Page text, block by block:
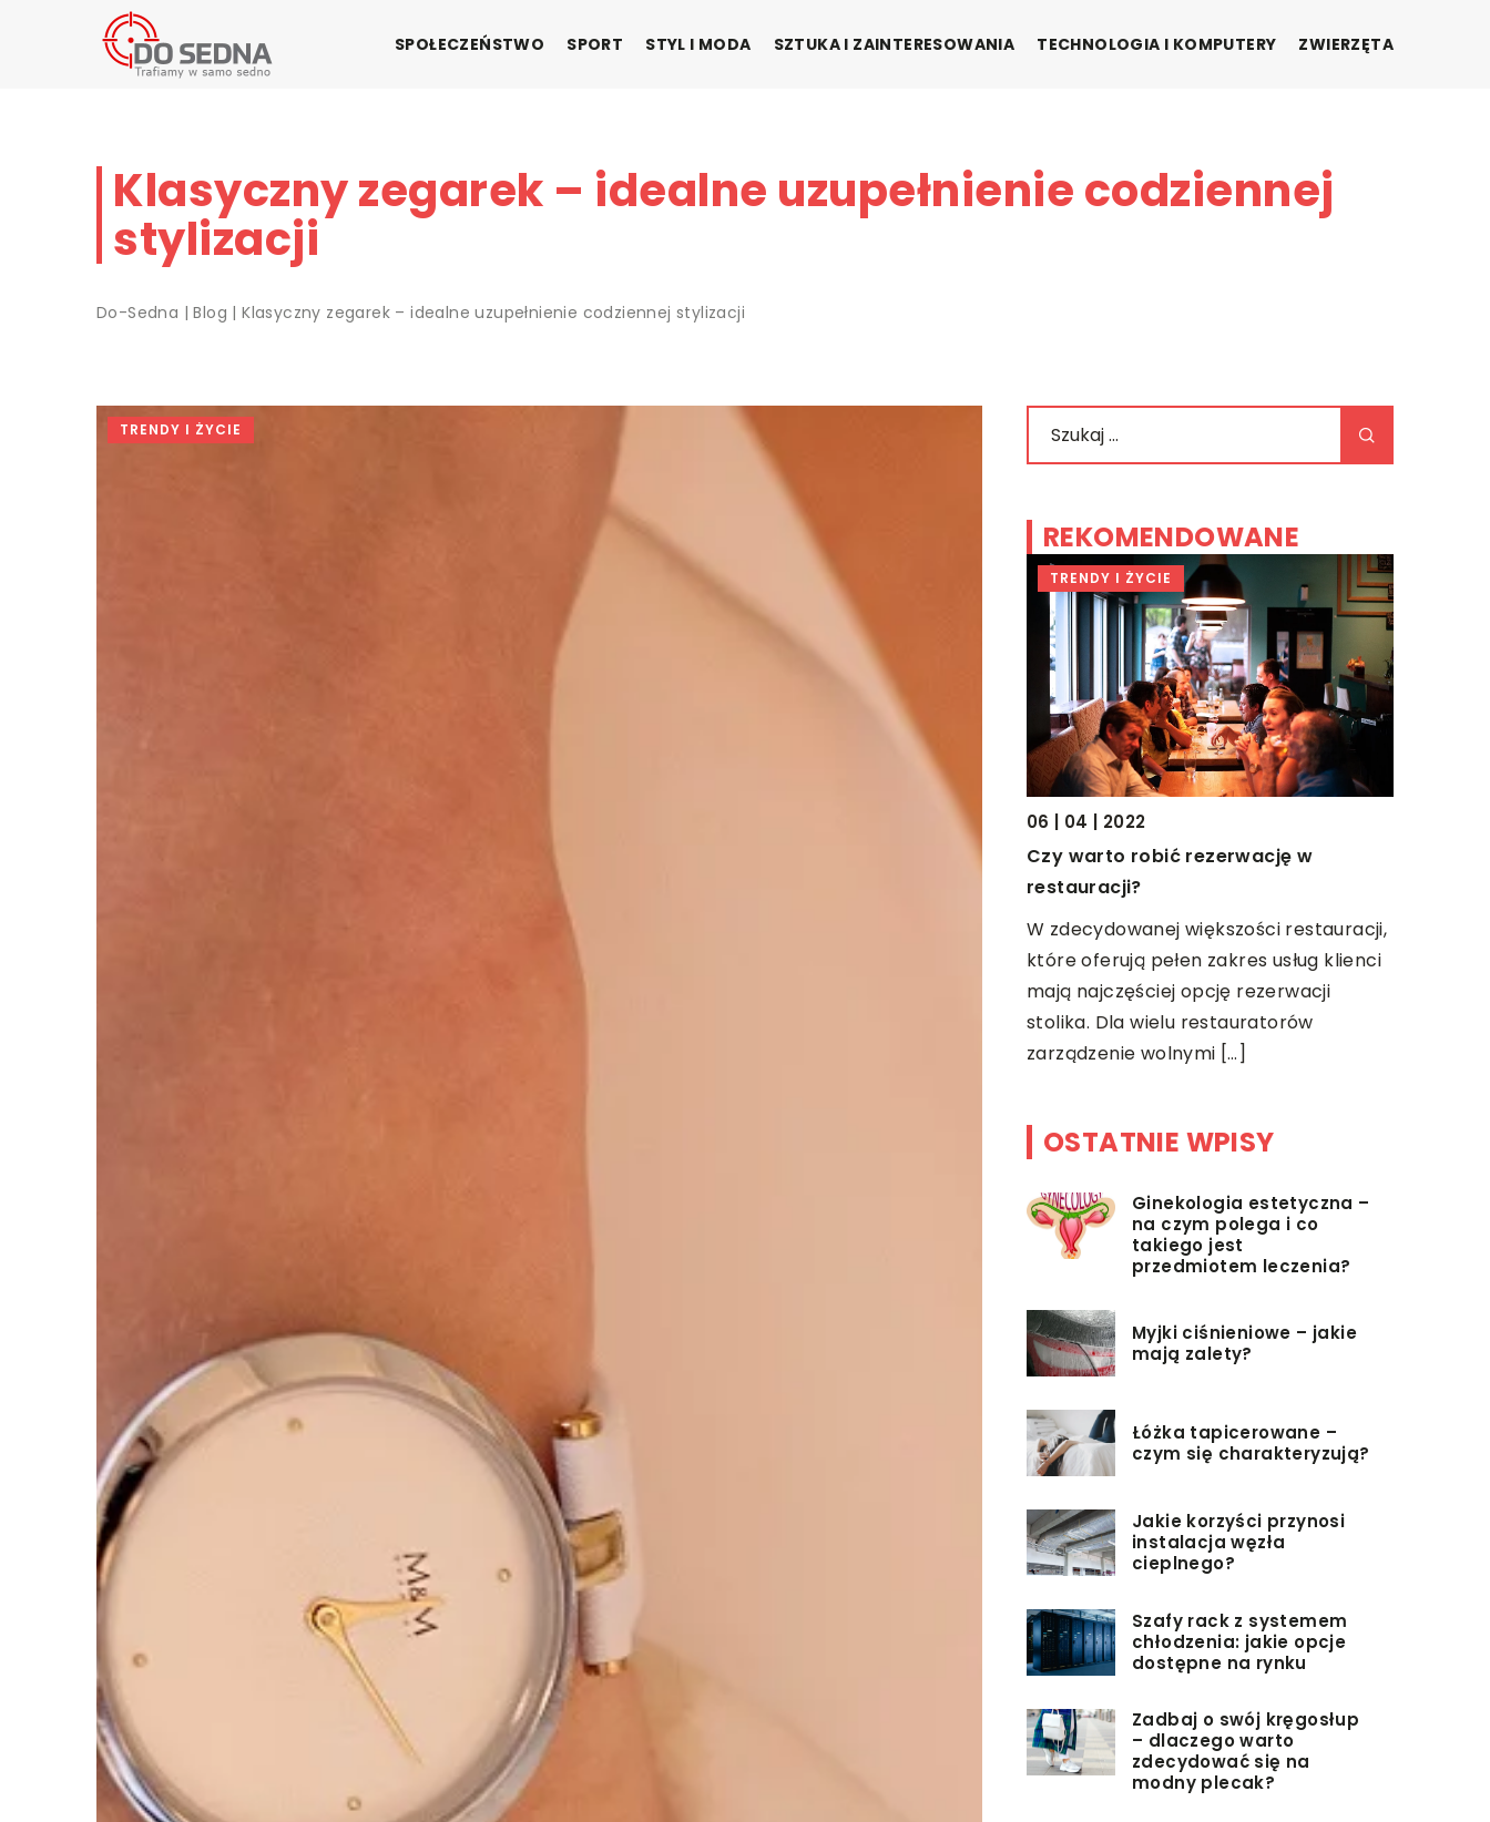
SPOŁECZEŃSTWO SPORT STYL I MODA SZTUKA I ZAINTERESOWANIA TECHNOLOGIA I KOMPUTERY ZWIERZĘTA
Klasyczny zegarek – idealne uzupełnienie codziennej
stylizacji
Do-Sedna |Blog |Klasyczny zegarek – idealne uzupełnienie codziennej stylizacji
TRENDY I ŻYCIE
REKOMENDOWANE
Pierścionki zaręczynowe to jedne z
najważniejszych symboli w życiu
człowieka. Wykonywane są z wielką
starannością, a cenne kamienie
TRENDY I ŻYCIE
Najlepsze miejsca na spływ kajakowy
TRENDY I ŻYCIE
06 | 04 | 2022
Czy warto robić rezerwację w
restauracji?
W zdecydowanej większości restauracji,
które oferują pełen zakres usług klienci
mają najczęściej opcję rezerwacji
stolika. Dla wielu restauratorów
zarządzenie wolnymi […]
OSTATNIE WPISY
Ginekologia estetyczna –
na czym polega i co
takiego jest
przedmiotem leczenia?
Myjki ciśnieniowe – jakie
mają zalety?
Łóżka tapicerowane –
czym się charakteryzują?
Jakie korzyści przynosi
instalacja węzła
cieplnego?
Szafy rack z systemem
chłodzenia: jakie opcje
dostępne na rynku
Zadbaj o swój kręgosłup
– dlaczego warto
zdecydować się na
modny plecak?